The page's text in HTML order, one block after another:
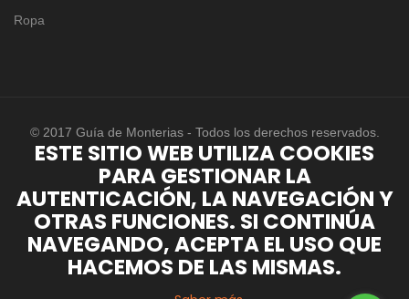
Ropa
© 2017 Guía de Monterias - Todos los derechos reservados.
ESTE SITIO WEB UTILIZA COOKIES
PARA GESTIONAR LA
AUTENTICACIÓN, LA NAVEGACIÓN Y
OTRAS FUNCIONES. SI CONTINÚA
NAVEGANDO, ACEPTA EL USO QUE
HACEMOS DE LAS MISMAS.